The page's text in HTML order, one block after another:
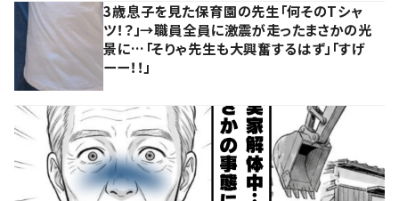
3歳息子を見た保育園の先生「何そのTシャ
ツ！？」→職員全員に激震が走ったまさかの光
景に…「そりゃ先生も大興奮するはず」「すげ
ーー！！」